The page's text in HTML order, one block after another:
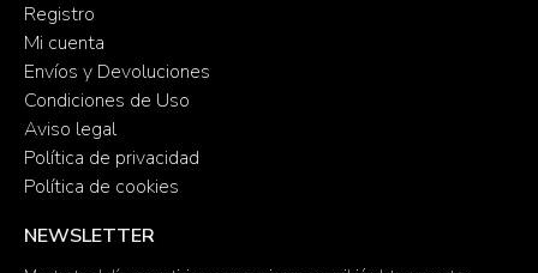
Registro
Mi cuenta
Envíos y Devoluciones
Condiciones de Uso
Aviso legal
Política de privacidad
Política de cookies
NEWSLETTER